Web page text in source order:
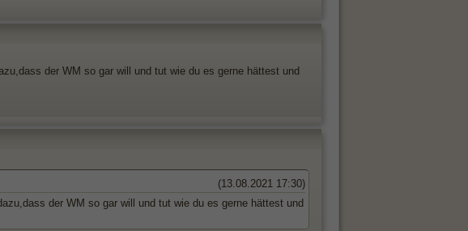
der WM so gar will und tut wie du es gerne hättest und
(13.08.2021 17:30)
der WM so gar will und tut wie du es gerne hättest und